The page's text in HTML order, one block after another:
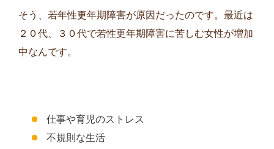
そう、若年性更年期障害が原因だったのです。最近は
２０代、３０代で若性更年期障害に苦しむ女性が増加
中なんです。
仕事や育児のストレス
不規則な生活